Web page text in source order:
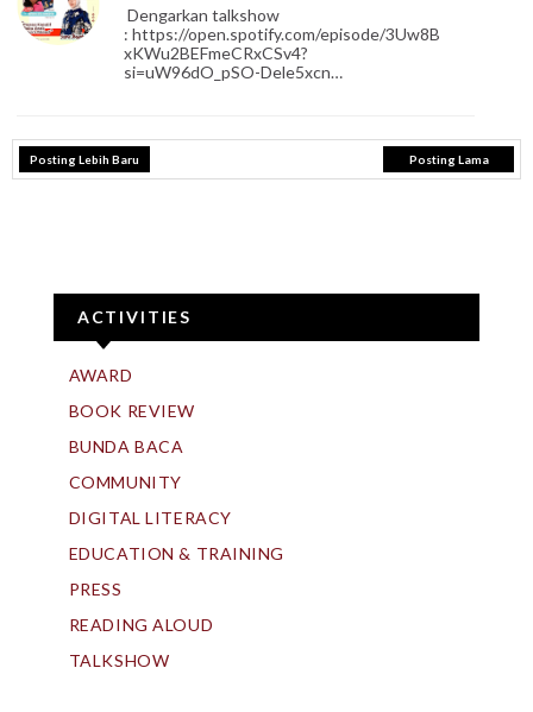
Dengarkan talkshow
: https://open.spotify.com/episode/3Uw8B
xKWu2BEFmeCRxCSv4?
si=uW96dO_pSO-Dele5xcn…
Posting Lebih Baru Posting Lama
ACTIVITIES
AWARD
BOOK REVIEW
BUNDA BACA
COMMUNITY
DIGITAL LITERACY
EDUCATION & TRAINING
PRESS
READING ALOUD
TALKSHOW